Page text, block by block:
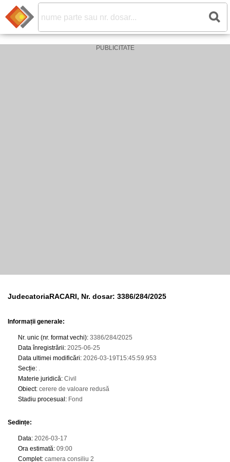
JudecatoriaRACARI, Nr. dosar: 3386/284/2025
Informații generale:
Nr. unic (nr. format vechi): 3386/284/2025
Data înregistrării: 2025-06-25
Data ultimei modificări: 2026-03-19T15:45:59.953
Secție: .
Materie juridică: Civil
Obiect: cerere de valoare redusă
Stadiu procesual : Fond
Sedințe:
Data: 2026-03-17
Ora estimată: 09:00
Complet: camera consiliu 2